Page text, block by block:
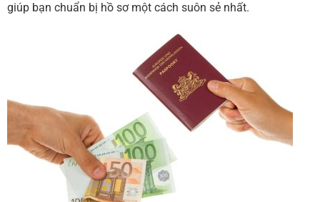
giúp bạn chuẩn bị hồ sơ một cách suôn sẻ nhất.